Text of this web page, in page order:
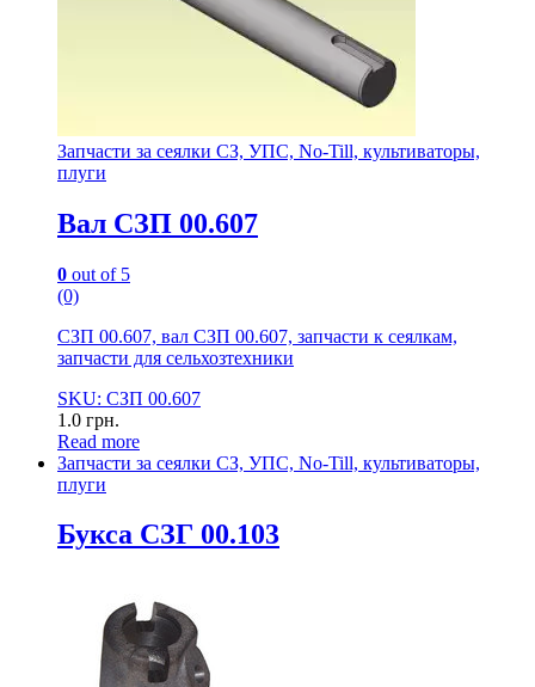
Запчасти за сеялки СЗ, УПС, No-Till, культиваторы,
плуги
Вал СЗП 00.607
0 out of 5
(0)
СЗП 00.607, вал СЗП 00.607, запчасти к сеялкам,
запчасти для сельхозтехники
SKU: СЗП 00.607
1.0 грн.
Read more
Запчасти за сеялки СЗ, УПС, No-Till, культиваторы,
плуги
Букса СЗГ 00.103